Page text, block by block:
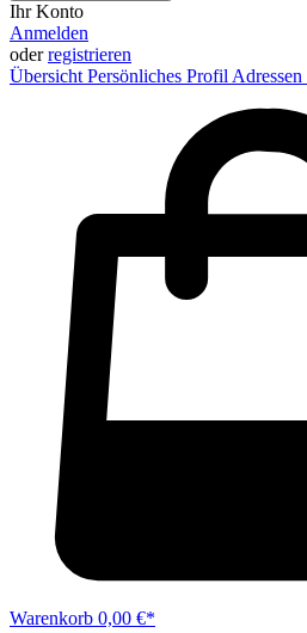
Ihr Konto
Anmelden
oderregistrieren
Übersicht Persönliches Profil Adressen
Warenkorb 0,00 €*